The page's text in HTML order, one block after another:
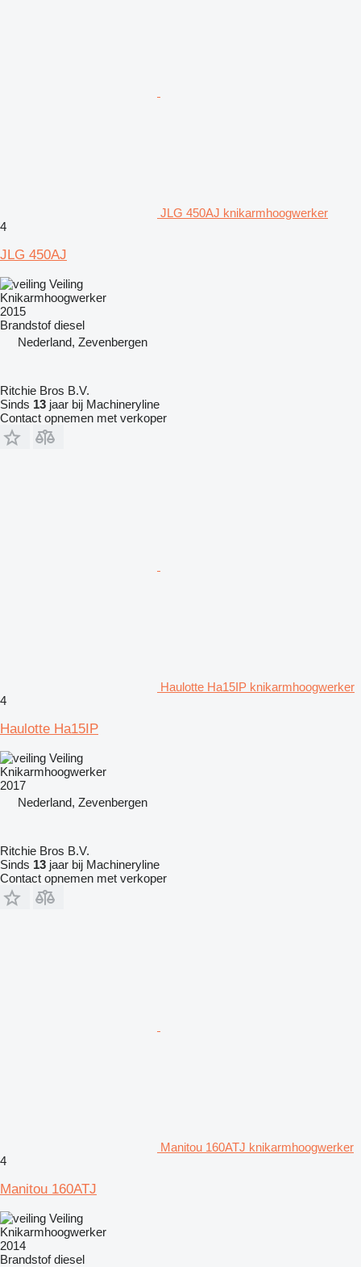
JLG 450AJ knikarmhoogwerker
4
JLG 450AJ
Veiling
Knikarmhoogwerker
2015
Brandstof diesel
Nederland, Zevenbergen
Ritchie Bros B.V.
Sinds 13 jaar bij Machineryline
Contact opnemen met verkoper
Haulotte Ha15IP knikarmhoogwerker
4
Haulotte Ha15IP
Veiling
Knikarmhoogwerker
2017
Nederland, Zevenbergen
Ritchie Bros B.V.
Sinds 13 jaar bij Machineryline
Contact opnemen met verkoper
Manitou 160ATJ knikarmhoogwerker
4
Manitou 160ATJ
Veiling
Knikarmhoogwerker
2014
Brandstof diesel